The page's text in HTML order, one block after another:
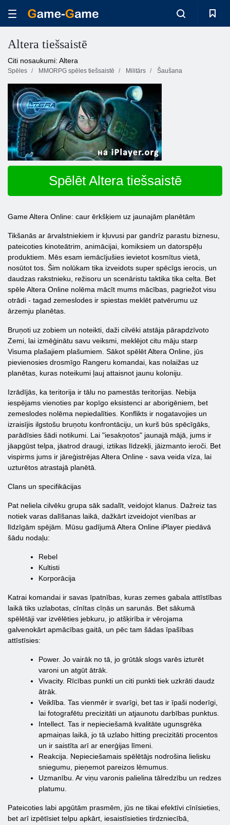
Altera tiešsaistē
Citi nosaukumi: Altera
Spēles MMORPG spēles tiešsaistē Militārs Šaušana
Spēlēt Altera tiešsaistē
Game Altera Online: caur ērkšķiem uz jaunajām planētām
Tikšanās ar ārvalstniekiem ir kļuvusi par gandrīz parastu biznesu,
pateicoties kinoteātrim, animācijai, komiksiem un datorspēļu
produktiem. Mēs esam iemācījušies ievietot kosmītus vietā,
nosūtot tos. Šim nolūkam tika izveidots super spēcīgs ierocis, un
daudzas rakstnieku, režisoru un scenāristu taktika tika celta. Bet
spēle Altera Online nolēma mācīt mums mācības, pagriežot visu
otrādi - tagad zemeslodes ir spiestas meklēt patvērumu uz
ārzemju planētas.
Bruņoti uz zobiem un noteikti, daži cilvēki atstāja pārapdzīvoto
Zemi, lai izmēģinātu savu veiksmi, meklējot citu māju starp
Visuma plašajiem plašumiem. Sākot spēlēt Altera Online, jūs
pievienosies drosmīgo Rangeru komandai, kas nolaižas uz
planētas, kuras noteikumi ļauj attaisnot jaunu koloniju.
Izrādījās, ka teritorija ir tālu no pamestās teritorijas. Nebija
iespējams vienoties par kopīgo eksistenci ar aborigēniem, bet
zemeslodes nolēma nepiedalīties. Konflikts ir nogatavojies un
izraisījis ilgstošu bruņotu konfrontāciju, un kurš būs spēcīgāks,
parādīsies šādi notikumi. Lai "iesakņotos" jaunajā mājā, jums ir
jāapgūst telpa, jāatrod draugi, iztikas līdzekļi, jāizmanto ieroči. Bet
vispirms jums ir jāreģistrējas Altera Online - sava veida vīza, lai
uzturētos atrastajā planētā.
Clans un specifikācijas
Pat neliela cilvēku grupa sāk sadalīt, veidojot klanus. Dažreiz tas
notiek varas dalīšanas laikā, dažkārt izveidojot vienības ar
līdzīgām spējām. Mūsu gadījumā Altera Online iPlayer piedāvā
šādu nodaļu:
Rebel
Kultisti
Korporācija
Katrai komandai ir savas īpatnības, kuras zemes gabala attīstības
laikā tiks uzlabotas, cīnītas cīņās un sarunās. Bet sākumā
spēlētāji var izvēlēties jebkuru, jo atšķirība ir vērojama
galvenokārt apmācības gaitā, un pēc tam šādas īpašības
attīstīsies:
Power. Jo vairāk no tā, jo grūtāk slogs varēs izturēt
varoni un atgūt ātrāk.
Vivacity. Rīcības punkti un citi punkti tiek uzkrāti daudz
ātrāk.
Veiklība. Tas vienmēr ir svarīgi, bet tas ir īpaši noderīgi,
lai fotografētu precizitāti un atjaunotu darbības punktus.
Intellect. Tas ir nepieciešamā kvalitāte ugunsgrēka
apmaiņas laikā, jo tā uzlabo hitting precizitāti procentos
un ir saistīta arī ar enerģijas līmeni.
Reakcija. Nepieciešamais spēlētājs nodrošina lielisku
sniegumu, pieņemot pareizos lēmumus.
Uzmanību. Ar viņu varonis palielina tālredzību un redzes
platumu.
Pateicoties labi apgūtām prasmēm, jūs ne tikai efektīvi cīnīsieties,
bet arī izpētīsiet telpu apkārt, iesaistīsieties tirdzniecībā,